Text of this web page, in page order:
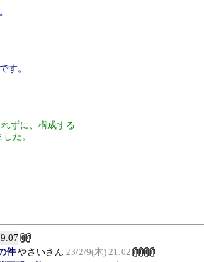
す。
ずに、構成する
た。
件 やさいさん 23/2/9(木) 21:02